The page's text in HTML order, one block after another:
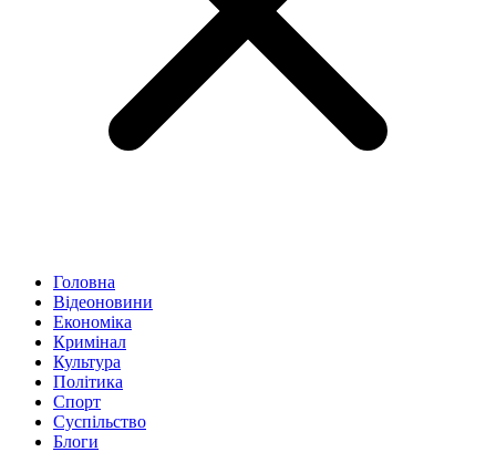
Головна
Відеоновини
Економіка
Кримінал
Культура
Політика
Спорт
Суспільство
Блоги